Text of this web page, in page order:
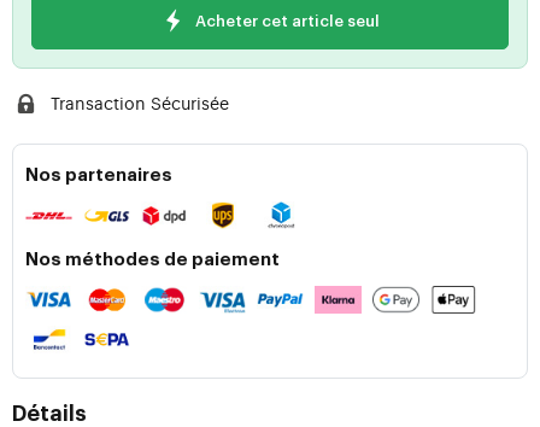
Acheter cet article seul
Transaction Sécurisée
Nos partenaires
Nos méthodes de paiement
Détails